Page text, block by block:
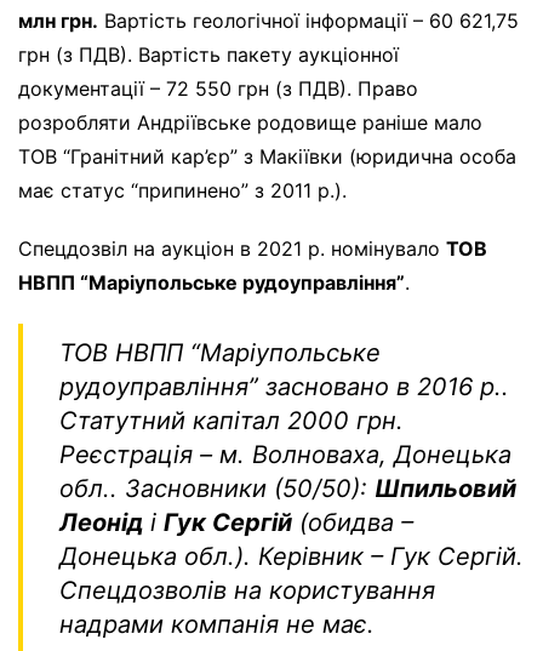
млн грн. Вартість геологічної інформації – 60 621,75
грн (з ПДВ). Вартість пакету аукціонної
документації – 72 550 грн (з ПДВ). Право
розробляти Андріївське родовище раніше мало
ТОВ “Гранітний кар’єр” з Макіївки (юридична особа
має статус “припинено” з 2011 р.).
Спецдозвіл на аукціон в 2021 р. номінувало ТОВ
НВПП “Маріупольське рудоуправління”.
ТОВ НВПП “Маріупольське
рудоуправління” засновано в 2016 р..
Статутний капітал 2000 грн.
Реєстрація – м. Волноваха, Донецька
обл.. Засновники (50/50): Шпильовий
Леонід і Гук Сергій (обидва –
Донецька обл.). Керівник – Гук Сергій.
Спецдозволів на користування
надрами компанія не має.